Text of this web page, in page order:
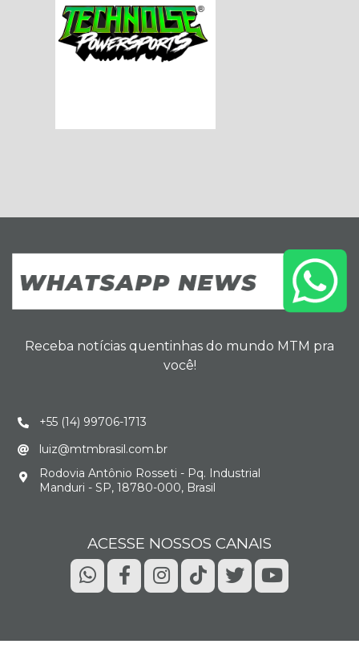
Receba notícias quentinhas do mundo MTM pra
você!
+55 (14) 99706-1713
luiz@mtmbrasil.com.br
Rodovia Antônio Rosseti - Pq. Industrial
Manduri - SP, 18780-000, Brasil
ACESSE NOSSOS CANAIS